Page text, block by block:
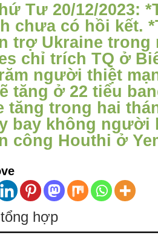
Tư 20/12/2023:
chưa có hồi kết.
trợ Ukraine trong
chỉ trích TQ ở
người thiệt
tăng ở 22 tiểu
tăng trong hai
bay không
công Houthi ở
hợp